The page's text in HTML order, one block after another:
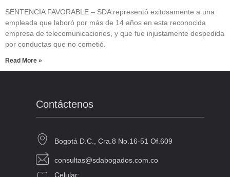
SENTENCIA FAVORABLE – SDA representó exitosamente a una
empleada que laboró por más de 14 años en esta reconocida
empresa de telecomunicaciones, y que fue injustamente despedida
por conductas que no cometió.
Read More »
Contáctenos
Bogotá D.C., Cra.8 No.16-51 Of.609
consultas@sdabogados.com.co
Celular: